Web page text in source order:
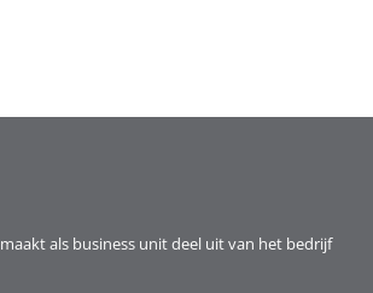
maakt als business unit deel uit van het bedrijf